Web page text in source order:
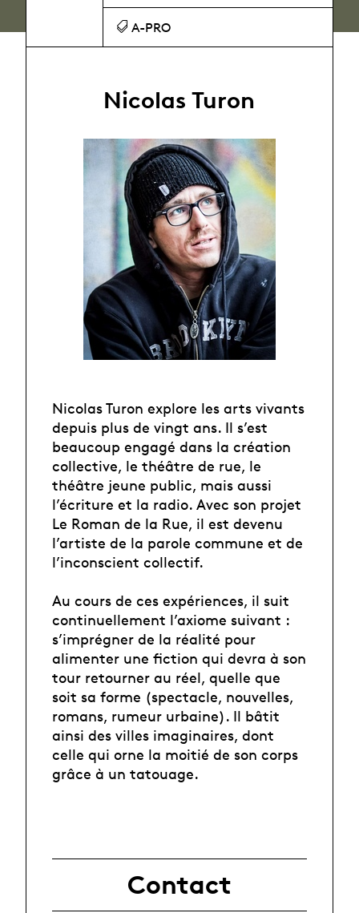
A-PRO
Nicolas Turon
Nicolas Turon explore les arts vivants
depuis plus de vingt ans. Il s’est
beaucoup engagé dans la création
collective, le théâtre de rue, le
théâtre jeune public, mais aussi
l’écriture et la radio. Avec son projet
Le Roman de la Rue, il est devenu
l’artiste de la parole commune et de
l’inconscient collectif.
Au cours de ces expériences, il suit
continuellement l’axiome suivant :
s’imprégner de la réalité pour
alimenter une fiction qui devra à son
tour retourner au réel, quelle que
soit sa forme (spectacle, nouvelles,
romans, rumeur urbaine). Il bâtit
ainsi des villes imaginaires, dont
celle qui orne la moitié de son corps
grâce à un tatouage.
Contact